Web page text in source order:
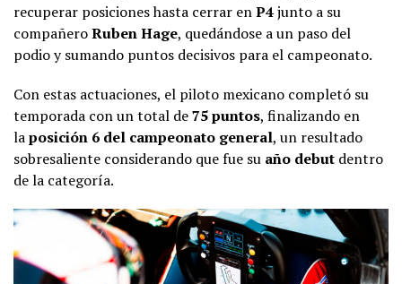
recuperar posiciones hasta cerrar enP4junto a su
compañeroRuben Hage, quedándose a un paso del
podio y sumando puntos decisivos para el campeonato.
Con estas actuaciones, el piloto mexicano completó su
temporada con un total de75 puntos, finalizando en
laposición 6 del campeonato general, un resultado
sobresaliente considerando que fue su año debut dentro
de la categoría.